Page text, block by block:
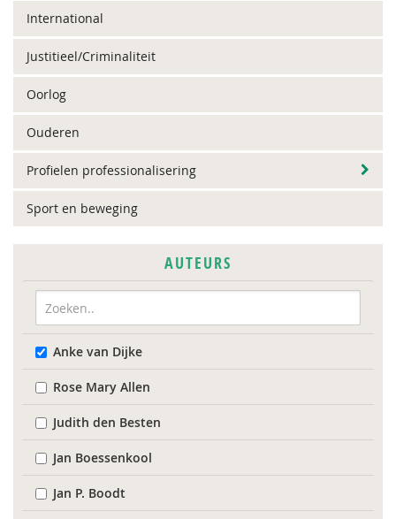
International
Justitieel/Criminaliteit
Oorlog
Ouderen
Profielen professionalisering
Sport en beweging
AUTEURS
Anke van Dijke
Rose Mary Allen
Judith den Besten
Jan Boessenkool
Jan P. Boodt